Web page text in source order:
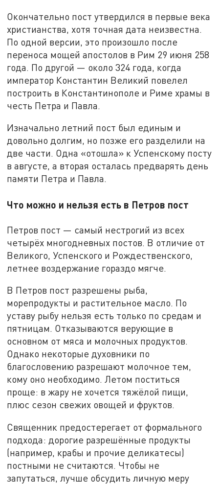
Окончательно пост утвердился в первые века
христианства, хотя точная дата неизвестна.
По одной версии, это произошло после
переноса мощей апостолов в Рим 29 июня 258
года. По другой — около 324 года, когда
император Константин Великий повелел
построить в Константинополе и Риме храмы в
честь Петра и Павла.
Изначально летний пост был единым и
довольно долгим, но позже его разделили на
две части. Одна «отошла» к Успенскому посту
в августе, а вторая осталась предварять день
памяти Петра и Павла.
Что можно и нельзя есть в Петров пост
Петров пост — самый нестрогий из всех
четырёх многодневных постов. В отличие от
Великого, Успенского и Рождественского,
летнее воздержание гораздо мягче.
В Петров пост разрешены рыба,
морепродукты и растительное масло. По
уставу рыбу нельзя есть только по средам и
пятницам. Отказываются верующие в
основном от мяса и молочных продуктов.
Однако некоторые духовники по
благословению разрешают молочное тем,
кому оно необходимо. Летом поститься
проще: в жару не хочется тяжёлой пищи,
плюс сезон свежих овощей и фруктов.
Священник предостерегает от формального
подхода: дорогие разрешённые продукты
(например, крабы и прочие деликатесы)
постными не считаются. Чтобы не
запутаться, лучше обсудить личную меру